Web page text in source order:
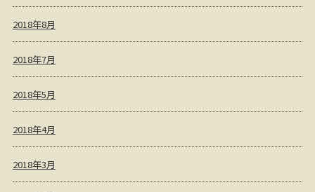
2018年8月
2018年7月
2018年5月
2018年4月
2018年3月